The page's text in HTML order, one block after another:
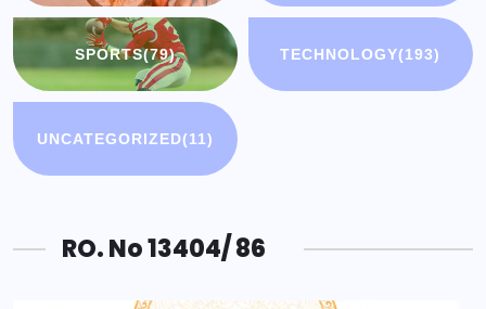
SPORTS(79) TECHNOLOGY(193)
UNCATEGORIZED(11)
RO. No 13404/ 86